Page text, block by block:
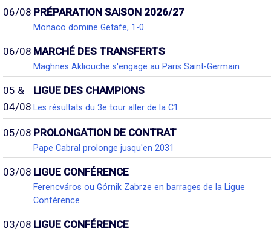
06/08 PRÉPARATION SAISON 2026/27
Monaco domine Getafe, 1-0
06/08 MARCHÉ DES TRANSFERTS
Maghnes Akliouche s'engage au Paris Saint-Germain
05 &
04/08
LIGUE DES CHAMPIONS
Les résultats du 3e tour aller de la C1
05/08 PROLONGATION DE CONTRAT
Pape Cabral prolonge jusqu'en 2031
03/08 LIGUE CONFÉRENCE
Ferencváros ou Górnik Zabrze en barrages de la Ligue
Conférence
03/08 LIGUE CONFÉRENCE